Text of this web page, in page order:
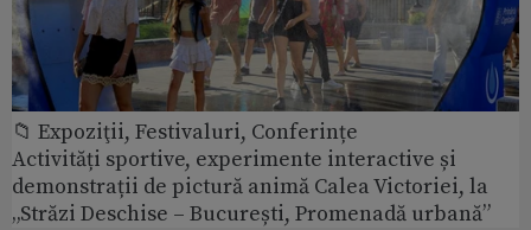
📁 Expoziţii, Festivaluri, Conferințe
Activități sportive, experimente interactive și
demonstrații de pictură animă Calea Victoriei, la
„Străzi Deschise – București, Promenadă urbană”